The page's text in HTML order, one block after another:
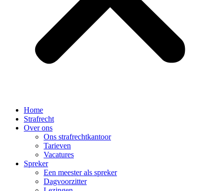
Home
Strafrecht
Over ons
Ons strafrechtkantoor
Tarieven
Vacatures
Spreker
Een meester als spreker
Dagvoorzitter